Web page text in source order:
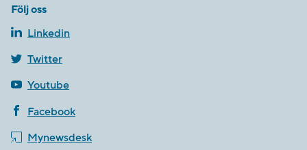
Följ oss
Linkedin
Twitter
Youtube
Facebook
Mynewsdesk